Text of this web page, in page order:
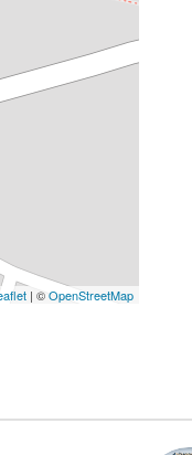
| ©OpenStreetMap